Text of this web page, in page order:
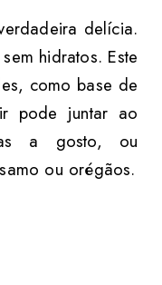
delícia.
hidratos. Este
como base de
pode juntar ao
a gosto, ou
ou orégãos.